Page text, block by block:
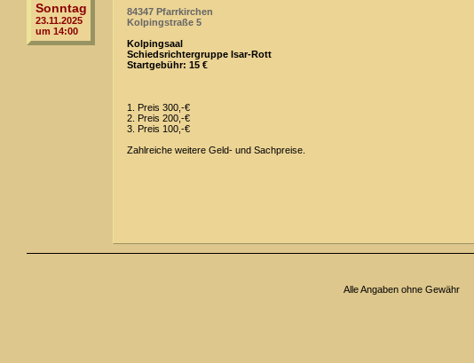
Sonntag
23.11.2025
um 14:00
84347 Pfarrkirchen
Kolpingstraße 5
Kolpingsaal
Schiedsrichtergruppe Isar-Rott
Startgebühr: 15 €
1. Preis 300,-€
2. Preis 200,-€
3. Preis 100,-€
Zahlreiche weitere Geld- und Sachpreise.
Alle Angaben ohne Gewähr